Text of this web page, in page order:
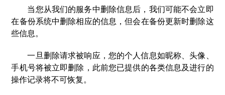
当您从我们的服务中删除信息后，我们可能不会立即
在备份系统中删除相应的信息，但会在备份更新时删除这
些信息。
一旦删除请求被响应，您的个人信息如昵称、头像、
手机号将被立即删除，此前您已提供的各类信息及进行的
操作记录将不可恢复。